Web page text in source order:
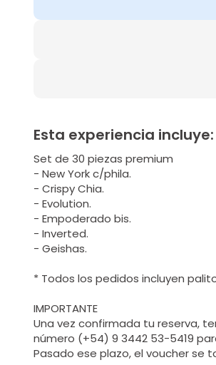
Esta experiencia incluye:
Set de 30 piezas premium
- New York c/phila.
- Crispy Chia.
- Evolution.
- Empoderado bis.
- Inverted.
- Geishas.
* Todos los pedidos incluyen
IMPORTANTE
Una vez confirmada tu reserva,
número (+54) 9 3442 53-5419
Pasado ese plazo, el voucher se